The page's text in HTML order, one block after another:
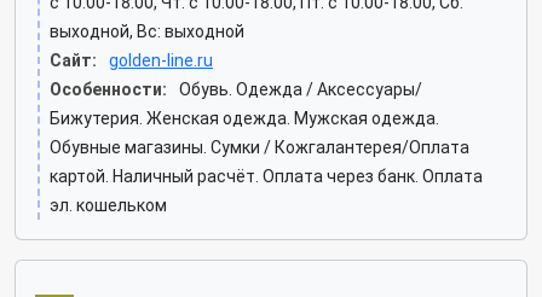
выходной, Вс: выходной
Сайт:
golden-line.ru
Особенности:
Обувь. Одежда / Аксессуары/
Бижутерия. Женская одежда. Мужская одежда.
Обувные магазины. Сумки / Кожгалантерея/Оплата
картой. Наличный расчёт. Оплата через банк. Оплата
эл. кошельком